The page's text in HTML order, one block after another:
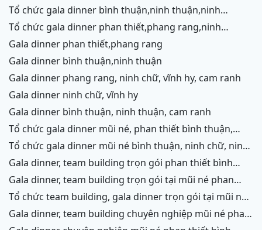
tổ chức gala dinner bình thuận,ninh thuận,ninh
chữ,vĩnh hy,cam ranh
tổ chức gala dinner phan thiết,phang rang,ninh
chữ,vĩnh hy,cam ranh
gala dinner phan thiết,phang rang
gala dinner bình thuận,ninh thuận
gala dinner phang rang, ninh chữ, vĩnh hy, cam ranh
gala dinner ninh chữ, vĩnh hy
gala dinner bình thuận, ninh thuận, cam ranh
tổ chức gala dinner mũi né, phan thiết bình thuận,
ninh thuận, ninh chữ, vĩnh hy, cam ranh
tổ chức gala dinner mũi né bình thuận, ninh chữ, ninh
thuận, cam ranh
gala dinner, team building trọn gói phan thiết bình
thuận, phang rang, ninh thuận, vĩnh hy,cam ranh
gala dinner, team building trọn gói tại mũi né phan
thiết bình thuận, phang rang ninh chữ ninh thuận, cam
tổ chức team building, gala dinner trọn gói tại mũi né
phan thiết bình thuận, phang rang, ninh chữ, vĩnh hy,
ninh thuận, cam ranh
gala dinner, team building chuyên nghiệp mũi né phan
thiết, ninh chữ ninh thuận, vĩnh hy, cam ranh